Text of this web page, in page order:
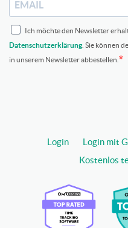
Ich möchte den Newsletter
Datenschutzerklärung . Sie können
in unserem Newsletter abbestellen.
Login Login mit
Kostenlos